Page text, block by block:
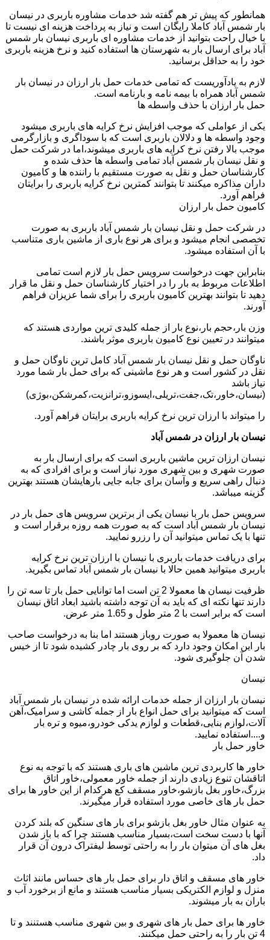
همانطور که پیش تر هم گفته شد خدمات مشاوره باربری در نیسان
بار شمس آباد کاملا رایگان است و نیاز به پرداخت هزینه ای نیست تا
با خیال راحت بتوانید از خدمات مشاوره ای باربری نیسان بار شمس
آباد برای ارسال بار به شهرستان ها استفاده کنید و نرخ هزینه باربری
خود را به حداقل برسانید.
لازم به یادآوریست که تمامی خدمات حمل بار ارزان در نیسان بار
شمس آباد همراه با بیمه نامه و بارنامه است.
حمل بار ارزان با حذف واسطه ها
یکی از عواملی که موجب افزایش نرخ کرایه های باربری میشود
وجود واسطه ها و دلالان باربری است که با سوداگری و بازارگرمی
موجب بالا رفتن نرخ کرایه های باربری میشوند،اما در شرکت حمل
و نقل نیسان بار شمس آباد تمامی واسطه ها حذف شده و
کارشناسان حمل و نقل به صورت مستقیم با راننده ها و کامیون
داران مذاکره میکنند تا بتوانند کمترین نرخ کرایه باربری را برایتان
فراهم آورد.
کامیون حمل بار ارزان
در شرکت حمل و نقل نیسان بار شمس آباد باربری به صورت
تخصصی انجام میشود و برای هر نوع باری از ماشین باری متناسب
با آن استفاده میشود.
بنابراین جهت درخواست سرویس حمل بار لازم است تمامی
اطلاعات مربوط به بار را در اختیار کارشناسان حمل و نقل ما قرار
دهید تا بتوانند بهترین کامیون باربری را برای شما عزیزان فراهم
آورند.
وزن بار،حجم بار،نوع بار از جمله کلیدی ترین مواردی هستند که
میتوانند در تعیین نوع کامیون باربری موثر باشند.
ناوگان حمل و نقل نیسان بار شمس آباد کامل ترین ناوگان حمل و
نقل در کشور است و هر نوع ماشینی که برای حمل بار شما مورد
نیاز باشد
(نیسان،خاور،تک،جفت،تریلی،ایسوزو،ترانزیت،کمرشکن،بوژی)
را میتواند با ارزان ترین نرخ کرایه باربری برایتان فراهم آورد.
نیسان بار ارزان در شمس آباد
نیسان ارزان ترین ماشین باربری است که برای ارسال بار به
صورت شهری و بین شهری مورد نیاز است و برای افرادی که به
دنبال راهی سریع و وآسان برای جابه جایی بارهایشان هستند بهترین
گزینه میباشد.
سرویس حمل بار با نیسان یکی از برترین سرویس های حمل بار در
نیسان بار شمس آباد است که به صورت همه روزه برقرار است و
تنها با یک تماس میتوانید آن را رزرو نمایید.
برای دریافت خدمات باربری با نیسان با ارزان ترین نرخ کرایه
باربری میتوانید همین حالا با نیسان بار شمس آباد تماس بگیرید.
ظرفیت نیسان ها معمولا 2 تن است اما توانایی حمل بار تا سه تن را
دارند تنها نکته ای که باید به آن توجه داشته باشید ابعاد اتاق نیسان
است که برابر است با 2 متر طول و 1.65 متر عرض.
نیسان ها معمولا به صورت روباز هستند اما بنا به درخواست صاحب
بار این امکان وجود دارد که بر روی بار چادر کشیده شود تا از خیس
شدن آن جلوگیری شود.
نیسان
نیسان بار ارزان از جمله خدمات ارائه شده در نیسان بار شمس آباد
است که میتوانید برای حمل انواع بار از جمله کاشی و سرامیک،آهن
آلات،لوازم بنایی،قطعات و لوازم یدکی خودرو،میوه و تره بار
و....استفاده نمایید.
خاور حمل بار
خاور ها کاربردی ترین ماشین های باری هستند که با توجه به نوع
اتاقشان تنوع زیادی دارند از جمله خاور معمولی،خاور اتاق
بزرگ،خاور بغل بازشو،خاور مسقف کع هرکدام از این خاور ها برای
حمل بار های خاصی مورد استفاده قرار میگیرند.
به عنوان مثال خاور بغل بازشو برای بار های سنگین که بلند کردن
آنها با دست سخت است،بسیار مناسب هستند چرا که با باز شدن
بغل های آن میتوان بار را به راحتی توسط لیفتراک درون آن قرار
داد.
خاور های مسقف و اتاق دار برای حمل بار های حساس مانند اثاث
منزل و لوازم الکتریکی بسیار مناسب هستند و مانع از برخورد آب و
باران به بار میشوند.
خاور ها برای حمل بار های شهری و بین شهری مناسب هستنند و تا
4 تن بار را به راحتی حمل میکنند.